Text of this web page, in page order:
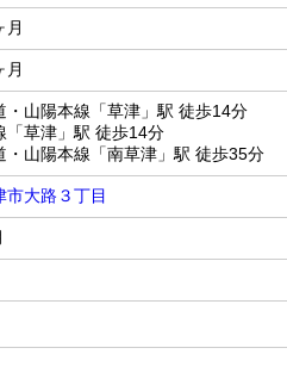
月
月
・山陽本線「草津」駅 徒歩14分
「草津」駅 徒歩14分
・山陽本線「南草津」駅 徒歩35分
市大路３丁目